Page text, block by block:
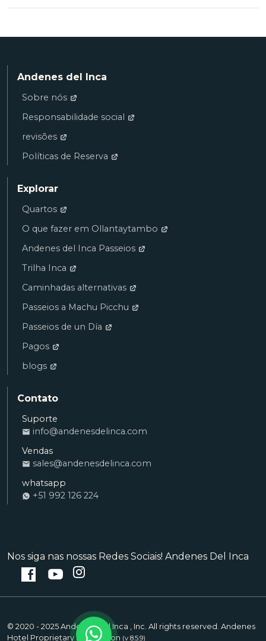
Andenes del Inca
Sobre nós
Responsabilidade social
revisões
Políticas de Reserva
Explorar
Quartos
O que fazer em Ollantaytambo
Andenes del Inca Passeios
Trilha Inca
Caminhadas alternativas
Passeios a Machu Picchu
Passeios de un Día
Pagos
blogs
Contato
Suporte
info@andenesdelinca.com
Vendas
sales@andenesdelinca.com
whatsapp
+51 992 126 224
Nos siga nas nossas Redes Sociais! Andenes Del Inca
© 2020 - 2025 Andenes Del Inca , Inc. All rights reserved. Andenes
Hotel Proprietary Information (v 8.5.9)
Andenes del Inca: Olá! Quero reservar um
Andenes del Inca: Como posso ajudá-lo?